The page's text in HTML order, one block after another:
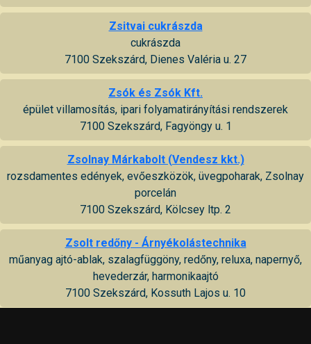
Zsitvai cukrászda
cukrászda
7100 Szekszárd, Dienes Valéria u. 27
Zsók és Zsók Kft.
épület villamosítás, ipari folyamatirányítási rendszerek
7100 Szekszárd, Fagyöngy u. 1
Zsolnay Márkabolt (Vendesz kkt.)
rozsdamentes edények, evőeszközök, üvegpoharak, Zsolnay
porcelán
7100 Szekszárd, Kölcsey ltp. 2
Zsolt redőny - Árnyékolástechnika
műanyag ajtó-ablak, szalagfüggöny, redőny, reluxa, napernyő,
hevederzár, harmonikaajtó
7100 Szekszárd, Kossuth Lajos u. 10